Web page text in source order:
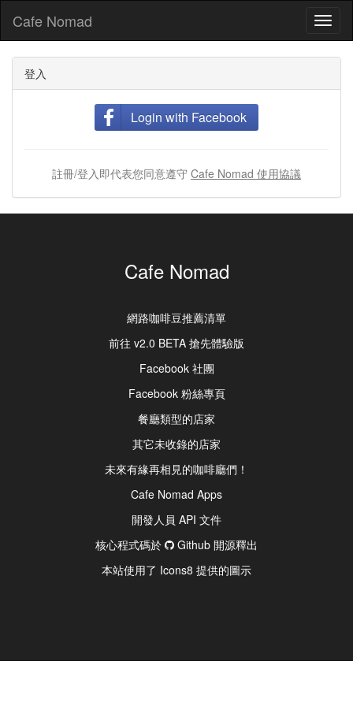
Cafe Nomad
登入
Login with Facebook
註冊/登入即代表您同意遵守 Cafe Nomad 使用協議
Cafe Nomad
網路咖啡豆推薦清單
前往 v2.0 BETA 搶先體驗版
Facebook 社團
Facebook 粉絲專頁
餐廳類型的店家
其它未收錄的店家
未來有緣再相見的咖啡廳們！
Cafe Nomad Apps
開發人員 API 文件
核心程式碼於
Github 開源釋出
本站使用了 Icons8 提供的圖示